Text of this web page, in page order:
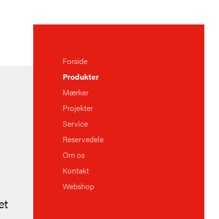
Forside
Produkter
Mærker
Projekter
Service
Reservedele
Om os
Kontakt
Webshop